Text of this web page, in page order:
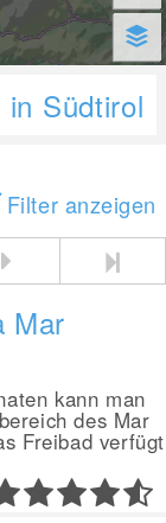
Südtirol
Filter anzeigen
Mar
kann man
des Mar
Freibad verfügt